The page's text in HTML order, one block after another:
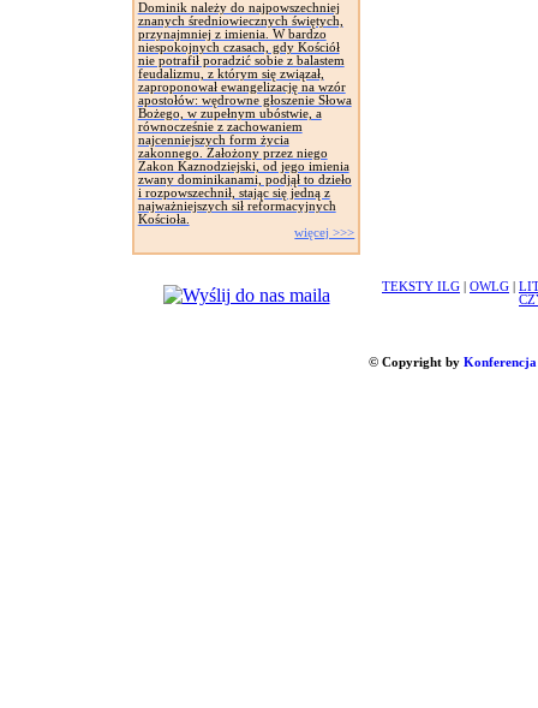
Dominik należy do najpowszechniej
znanych średniowiecznych świętych,
przynajmniej z imienia. W bardzo
niespokojnych czasach, gdy Kościół
nie potrafił poradzić sobie z balastem
feudalizmu, z którym się związał,
zaproponował ewangelizację na wzór
apostołów: wędrowne głoszenie Słowa
Bożego, w zupełnym ubóstwie, a
równocześnie z zachowaniem
najcenniejszych form życia
zakonnego. Założony przez niego
Zakon Kaznodziejski, od jego imienia
zwany dominikanami, podjął to dzieło
i rozpowszechnił, stając się jedną z
najważniejszych sił reformacyjnych
Kościoła.
więcej >>>
TEKSTY ILG OWLG
© Copyright by Konferencja